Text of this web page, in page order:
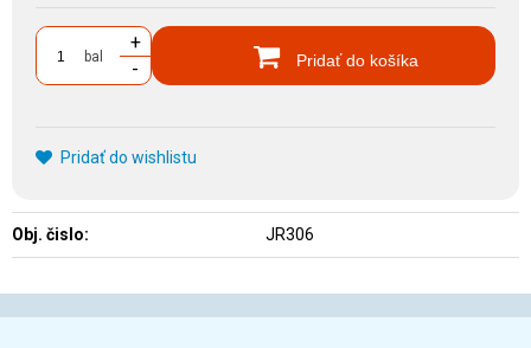
bal
+
-
Pridať do košíka
Pridať do wishlistu
Obj. čislo: JR306